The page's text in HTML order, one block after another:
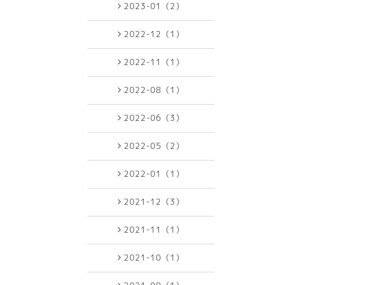
2023-01（2）
2022-12（1）
2022-11（1）
2022-08（1）
2022-06（3）
2022-05（2）
2022-01（1）
2021-12（3）
2021-11（1）
2021-10（1）